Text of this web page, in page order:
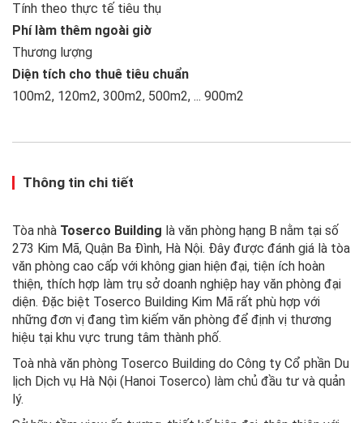
Tính theo thực tế tiêu thụ
Phí làm thêm ngoài giờ
Thương lượng
Diện tích cho thuê tiêu chuẩn
100m2, 120m2, 300m2, 500m2, ... 900m2
Thông tin chi tiết
Tòa nhà Toserco Building là văn phòng hạng B nằm tại số
273 Kim Mã, Quận Ba Đình, Hà Nội. Đây được đánh giá là tòa
văn phòng cao cấp với không gian hiện đại, tiện ích hoàn
thiện, thích hợp làm trụ sở doanh nghiệp hay văn phòng đại
diện. Đặc biệt Toserco Building Kim Mã rất phù hợp với
những đơn vị đang tìm kiếm văn phòng để định vị thương
hiệu tại khu vực trung tâm thành phố.
Toà nhà văn phòng Toserco Building do Công ty Cổ phần Du
lịch Dịch vụ Hà Nội (Hanoi Toserco) làm chủ đầu tư và quản
lý.